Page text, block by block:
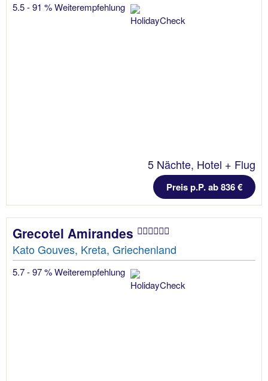
5.5 - 91 % Weiterempfehlung
5 Nächte, Hotel + Flug
Preis p.P. ab 836 €
Grecotel Amirandes
Kato Gouves, Kreta, Griechenland
5.7 - 97 % Weiterempfehlung